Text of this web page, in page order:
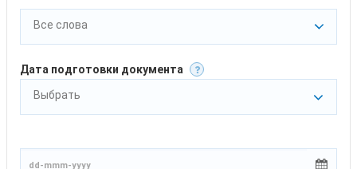
Все слова
Дата подготовки документа
Выбрать